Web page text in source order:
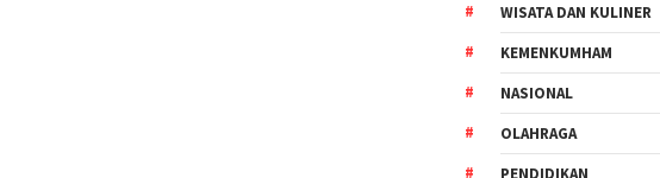
WISATA DAN KULINER
KEMENKUMHAM
NASIONAL
OLAHRAGA
PENDIDIKAN